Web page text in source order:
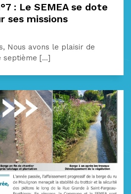
: Le SEMEA se dote
ses missions
Nous avons le plaisir de
[...]